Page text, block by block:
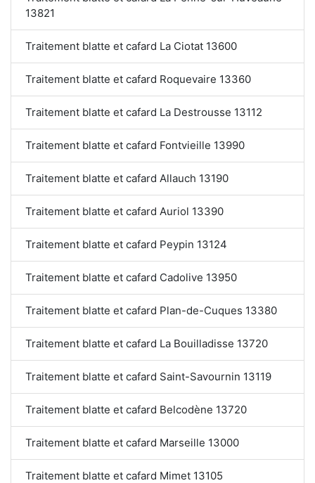
13821
Traitement blatte et cafard La Ciotat 13600
Traitement blatte et cafard Roquevaire 13360
Traitement blatte et cafard La Destrousse 13112
Traitement blatte et cafard Fontvieille 13990
Traitement blatte et cafard Allauch 13190
Traitement blatte et cafard Auriol 13390
Traitement blatte et cafard Peypin 13124
Traitement blatte et cafard Cadolive 13950
Traitement blatte et cafard Plan-de-Cuques 13380
Traitement blatte et cafard La Bouilladisse 13720
Traitement blatte et cafard Saint-Savournin 13119
Traitement blatte et cafard Belcodène 13720
Traitement blatte et cafard Marseille 13000
Traitement blatte et cafard Mimet 13105